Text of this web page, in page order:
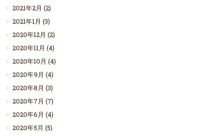
2021年2月 (2)
2021年1月 (3)
2020年12月 (2)
2020年11月 (4)
2020年10月 (4)
2020年9月 (4)
2020年8月 (3)
2020年7月 (7)
2020年6月 (4)
2020年5月 (5)